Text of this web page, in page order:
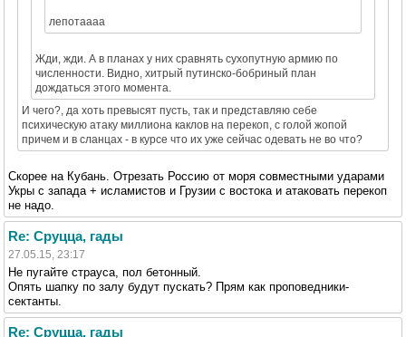
лепотаааа
Жди, жди. А в планах у них сравнять сухопутную армию по
численности. Видно, хитрый путинско-бобриный план
дождаться этого момента.
И чего?, да хоть превысят пусть, так и представляю себе
психическую атаку миллиона каклов на перекоп, с голой жопой
причем и в сланцах - в курсе что их уже сейчас одевать не во что?
Скорее на Кубань. Отрезать Россию от моря совместными ударами
Укры с запада + исламистов и Грузии с востока и атаковать перекоп
не надо.
Re: Сруцца, гады
27.05.15, 23:17
Не пугайте страуса, пол бетонный.
Опять шапку по залу будут пускать? Прям как проповедники-
сектанты.
Re: Сруцца, гады